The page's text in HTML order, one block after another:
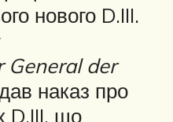
нового D.III.
General der
наказ про
D.III, що